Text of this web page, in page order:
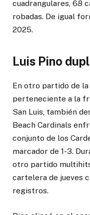
cuadrangulares, 68
robadas. De igual
2025.
Luis Pino
En otro partido de la
perteneciente a la
San Luis, también
Beach Cardinals
conjunto de los
marcador de 1-3.
otro partido
cartelera de jueves
registros.